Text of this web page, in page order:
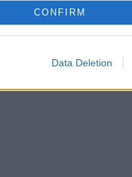
CONFIRM
Data Deletion